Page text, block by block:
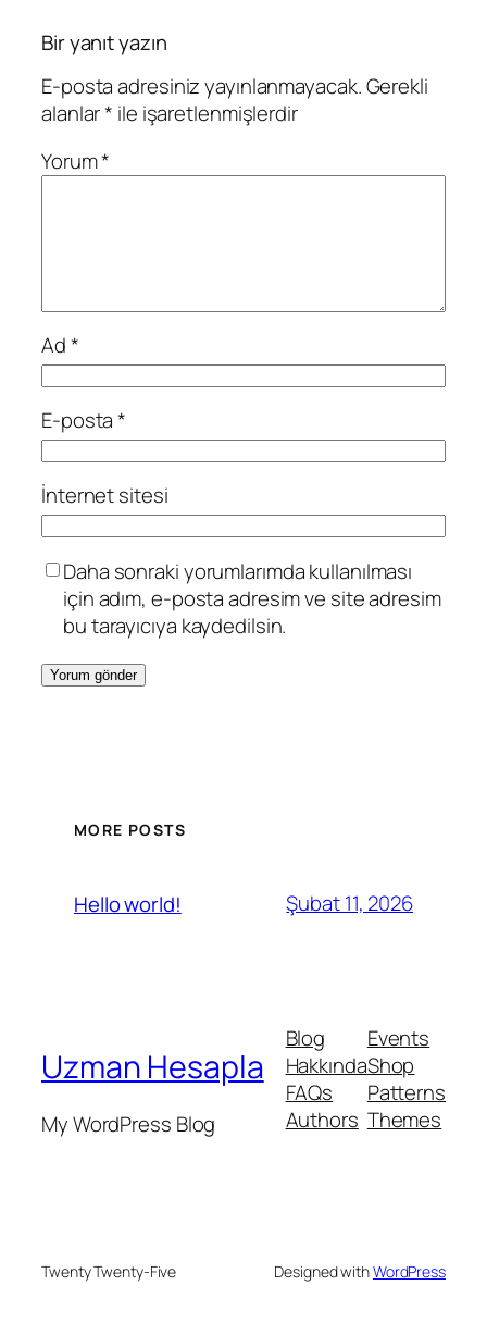
Bir yanıt yazın
E-posta adresiniz yayınlanmayacak.Gerekli
alanlar* ile işaretlenmişlerdir
Yorum*
Ad*
E-posta*
İnternet sitesi
Daha sonraki yorumlarımda kullanılması
için adım, e-posta adresim ve site adresim
bu tarayıcıya kaydedilsin.
MORE POSTS
Hello world! Şubat 11, 2026
Uzman Hesapla
My WordPress Blog
Blog
Hakkında
FAQs
Authors
Events
Shop
Patterns
Themes
Twenty Twenty-Five Designed withWordPress